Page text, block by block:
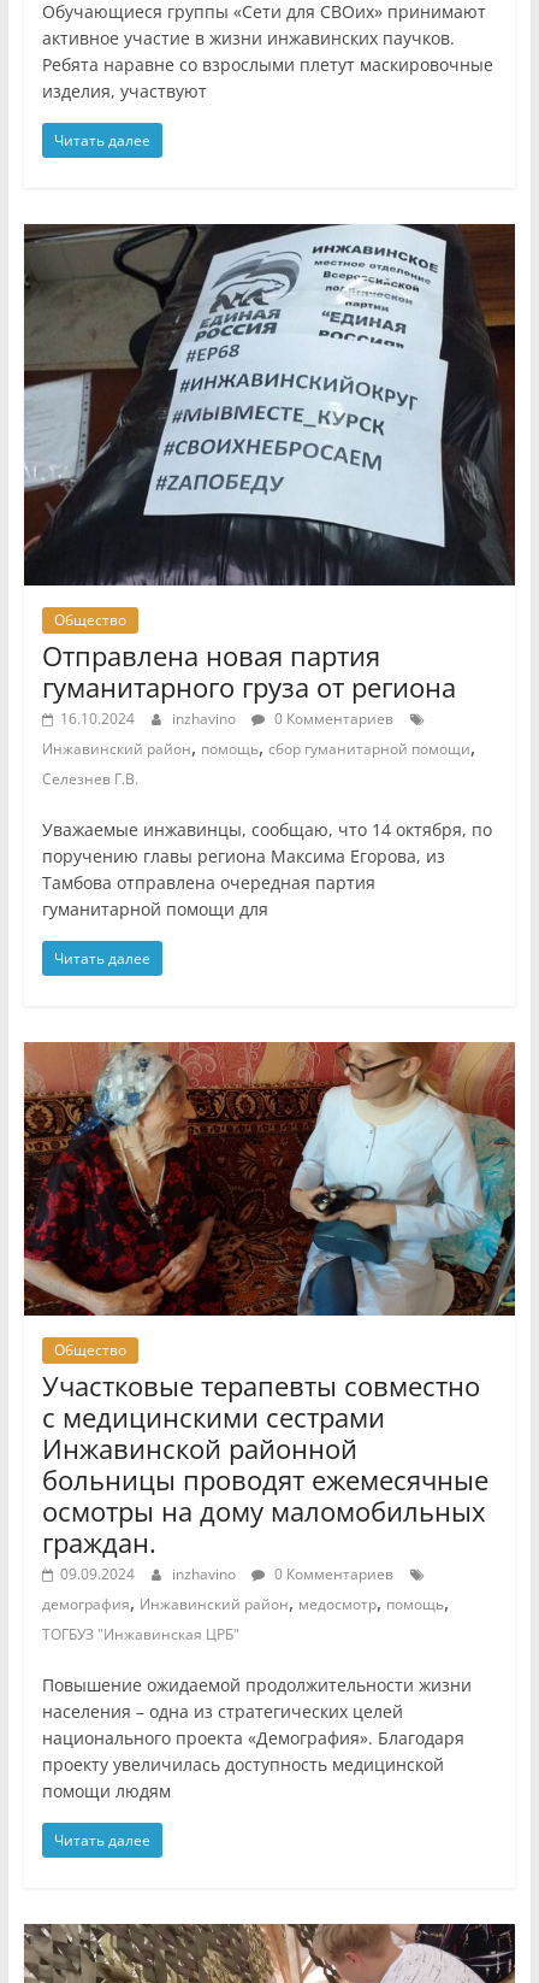
Обучающиеся группы «Сети для СВОих» принимают
активное участие в жизни инжавинских паучков.
Ребята наравне со взрослыми плетут маскировочные
изделия, участвуют
Читать далее
Общество
Отправлена новая партия
гуманитарного груза от региона
16.10.2024 inzhavino
0 Комментариев
Инжавинский район, помощь, сбор гуманитарной помощи,
Селезнев Г.В.
Уважаемые инжавинцы, сообщаю, что 14 октября, по
поручению главы региона Максима Егорова, из
Тамбова отправлена очередная партия
гуманитарной помощи для
Читать далее
Общество
Участковые терапевты совместно
с медицинскими сестрами
Инжавинской районной
больницы проводят ежемесячные
осмотры на дому маломобильных
граждан.
09.09.2024 inzhavino
0 Комментариев
демография, Инжавинский район, медосмотр, помощь,
ТОГБУЗ "Инжавинская ЦРБ"
Повышение ожидаемой продолжительности жизни
населения – одна из стратегических целей
национального проекта «Демография». Благодаря
проекту увеличилась доступность медицинской
помощи людям
Читать далее